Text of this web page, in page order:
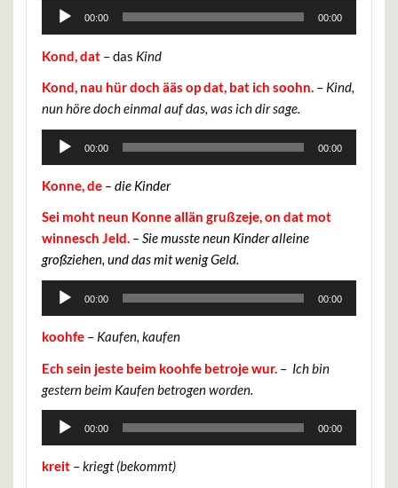
Audio-
00:00 00:00
Kond, dat – das Kind
Kond, nau hür doch ääs op dat, bat ich soohn. – Kind,
nun höre doch einmal auf das, was ich dir sage.
Audio-
00:00 00:00
Konne, de – die Kinder
Sei moht neun Konne allän grußzeje, on dat mot
winnesch Jeld. – Sie musste neun Kinder alleine
großziehen, und das mit wenig Geld.
Audio-
00:00 00:00
koohfe– Kaufen, kaufen
Ech sein jeste beim koohfe betroje wur. – Ich bin
gestern beim Kaufen betrogen worden.
Audio-
00:00 00:00
kreit–kriegt (bekommt)